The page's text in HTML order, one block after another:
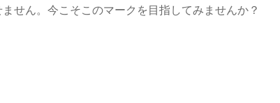
せん。今こそこのマークを目指してみませんか？